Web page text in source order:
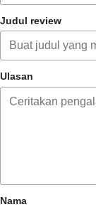
Judul review
Ulasan
Nama